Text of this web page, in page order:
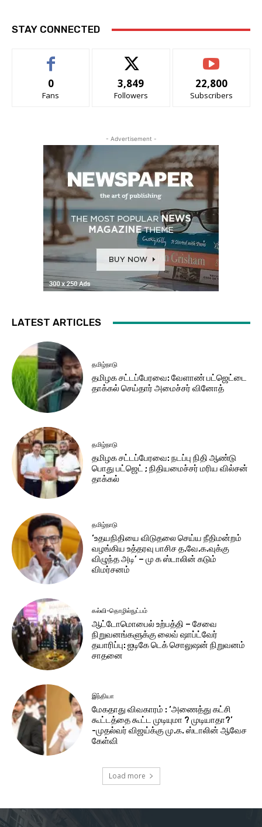
STAY CONNECTED
0
Fans
3,849
Followers
22,800
Subscribers
- Advertisement -
LATEST ARTICLES
தமிழ்நாடு
தமிழக சட்​டப்​பேர​வை: வேளாண் பட்​ஜெட்டை
தாக்கல் செய்தார் அமைச்சர் வினோத்
தமிழ்நாடு
தமிழக சட்டப்பேரவை: நடப்பு நிதி ஆண்​டு
பொது பட்ஜெட் ; நிதியமைச்சர் மரிய வில்சன்
தாக்​கல்
தமிழ்நாடு
‘உதயநிதியை விடுதலை செய்ய நீதிமன்றம்
வழங்கிய உத்தரவு பாசிச த.வே.க.வுக்கு
விழுந்த அடி’ – மு க ஸ்டாலின் கடும்
விமர்சனம்
கல்வி-தொழில்நுட்பம்
ஆட்டோமொபைல் உற்பத்தி – சேவை
நிறுவனங்களுக்கு லைவ் ஷாப்ட்வேர்
தயாரிப்பு: ஐடிகே டெக் சொலுஷன் நிறுவனம்
சாதனை
இந்தியா
மேகதாது விவகாரம் : ‘அணைத்து கட்சி
கூட்டத்தை கூட்ட முடியுமா ? முடியாதா?’
-முதல்வர் விஜய்க்கு மு.க. ஸ்டாலின் ஆவேச
கேள்வி
Load more